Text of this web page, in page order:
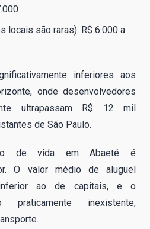
locais são raras): R$ 6.000 a
inferiores aos
onde desenvolvedores
ultrapassam R$ 12 mil
de São Paulo.
de vida em Abaeté é
O valor médio de aluguel
ao de capitais, e o
praticamente inexistente,